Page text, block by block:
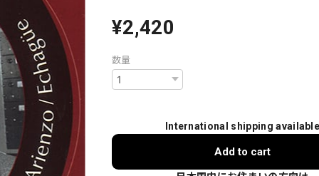
¥2,420
数量
International shipping
Add to cart